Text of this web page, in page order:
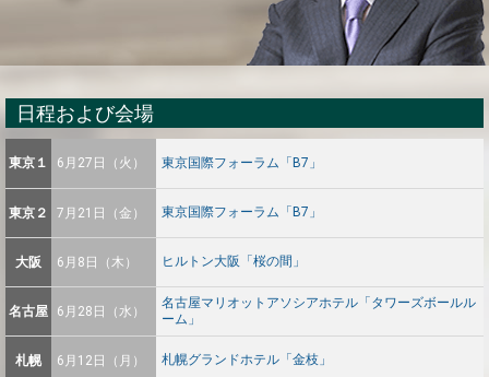
日程および会場
東京１ 6月27日（火） 東京国際フォーラム「B7」
東京２ 7月21日（金） 東京国際フォーラム「B7」
大阪 6月8日（木） ヒルトン大阪「桜の間」
名古屋 6月28日（水）
名古屋マリオットアソシアホテル 「タワーズボールル
ーム」
札幌 6月12日（月） 札幌グランドホテル「金枝」